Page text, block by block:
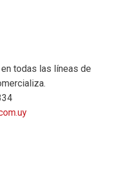
todas las líneas de